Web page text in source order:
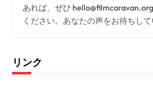
あれば、ぜひ hello@filmcaravan.org
ください。あなたの声をお待ちして
リンク